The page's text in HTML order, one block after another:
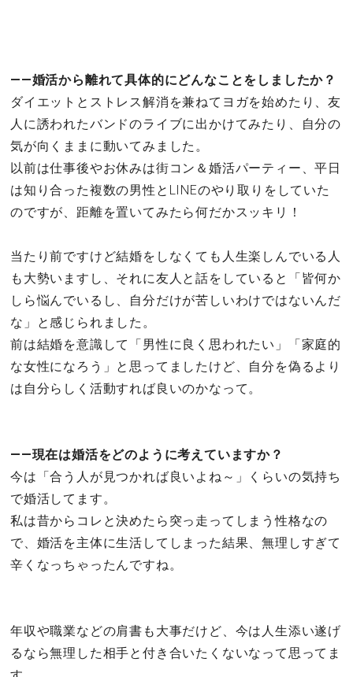
――婚活から離れて具体的にどんなことをしましたか？
ダイエットとストレス解消を兼ねてヨガを始めたり、友
人に誘われたバンドのライブに出かけてみたり、自分の
気が向くままに動いてみました。
以前は仕事後やお休みは街コン＆婚活パーティー、平日
は知り合った複数の男性とLINEのやり取りをしていた
のですが、距離を置いてみたら何だかスッキリ！
当たり前ですけど結婚をしなくても人生楽しんでいる人
も大勢いますし、それに友人と話をしていると「皆何か
しら悩んでいるし、自分だけが苦しいわけではないんだ
な」と感じられました。
前は結婚を意識して「男性に良く思われたい」「家庭的
な女性になろう」と思ってましたけど、自分を偽るより
は自分らしく活動すれば良いのかなって。
――現在は婚活をどのように考えていますか？
今は「合う人が見つかれば良いよね～」くらいの気持ち
で婚活してます。
私は昔からコレと決めたら突っ走ってしまう性格なの
で、婚活を主体に生活してしまった結果、無理しすぎて
辛くなっちゃったんですね。
年収や職業などの肩書も大事だけど、今は人生添い遂げ
るなら無理した相手と付き合いたくないなって思ってま